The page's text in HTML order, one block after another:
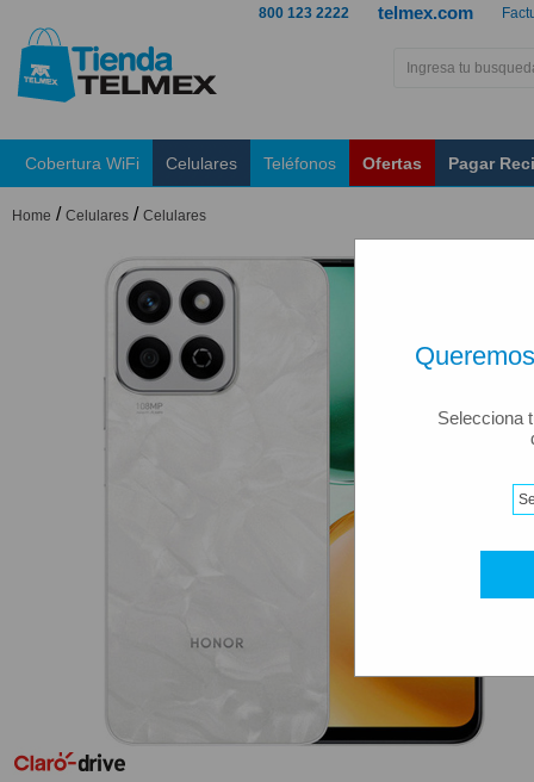
Selecciona
telmex.com
800 123 2222
Cobertura WiFi Celulares Teléfonos Ofertas Pagar
Home / Celulares / Celulares